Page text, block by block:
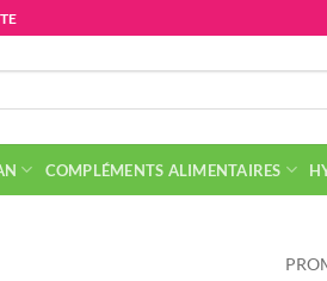
COMPLÉMENTS ALIMENTAIRES